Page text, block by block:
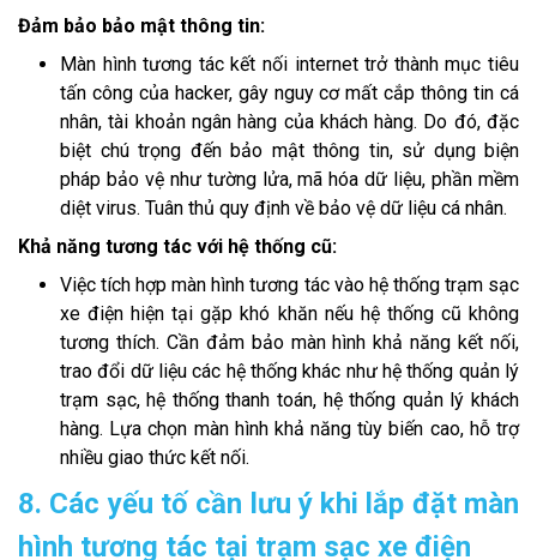
Đảm bảo bảo mật thông tin:
Màn hình tương tác kết nối internet trở thành mục tiêu
tấn công của hacker, gây nguy cơ mất cắp thông tin cá
nhân, tài khoản ngân hàng của khách hàng. Do đó, đặc
biệt chú trọng đến bảo mật thông tin, sử dụng biện
pháp bảo vệ như tường lửa, mã hóa dữ liệu, phần mềm
diệt virus. Tuân thủ quy định về bảo vệ dữ liệu cá nhân.
Khả năng tương tác với hệ thống cũ:
Việc tích hợp màn hình tương tác vào hệ thống trạm sạc
xe điện hiện tại gặp khó khăn nếu hệ thống cũ không
tương thích. Cần đảm bảo màn hình khả năng kết nối,
trao đổi dữ liệu các hệ thống khác như hệ thống quản lý
trạm sạc, hệ thống thanh toán, hệ thống quản lý khách
hàng. Lựa chọn màn hình khả năng tùy biến cao, hỗ trợ
nhiều giao thức kết nối.
8. Các yếu tố cần lưu ý khi lắp đặt màn
hình tương tác tại trạm sạc xe điện